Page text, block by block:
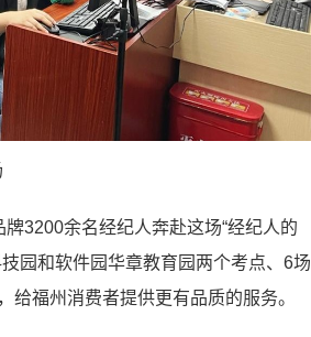
3200余名经纪人奔赴这场“经纪人的
园和软件园华章教育园两个考点、6场
福州消费者提供更有品质的服务。